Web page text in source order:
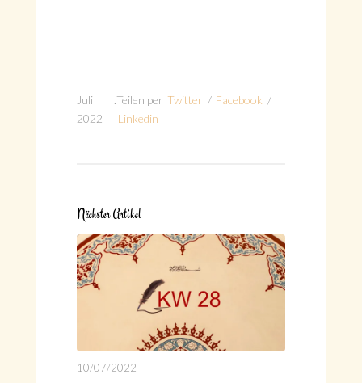
Juli
2022
Teilen per Twitter / Facebook /
Linkedin
Nächster Artikel
10/07/2022